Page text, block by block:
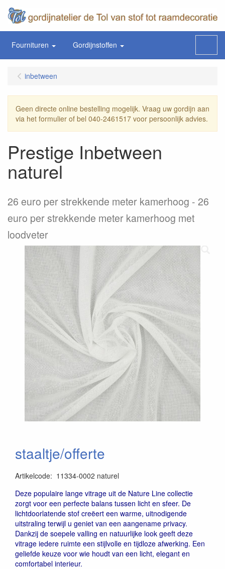
Fournituren Gordijnstoffen
inbetween
Geen directe online bestelling mogelijk. Vraag uw gordijn aan
via het formulier of bel 040-2461517 voor persoonlijk advies.
Prestige Inbetween
naturel
26 euro per strekkende meter kamerhoog
26
euro per strekkende meter kamerhoog met
loodveter
staaltje/offerte
Artikelcode: 11334-0002 naturel
Deze populaire lange vitrage uit de Nature Line collectie
zorgt voor een perfecte balans tussen licht en sfeer. De
lichtdoorlatende stof creëert een warme, uitnodigende
uitstraling terwijl u geniet van een aangename privacy.
Dankzij de soepele valling en natuurlijke look geeft deze
vitrage iedere ruimte een stijlvolle en tijdloze afwerking. Een
geliefde keuze voor wie houdt van een licht, elegant en
comfortabel interieur.